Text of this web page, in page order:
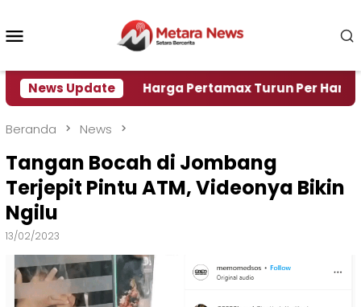
konten
News Update
Air Harga Pertamax Turun Per Hari Ini, Segini
Beranda News
Tangan Bocah di Jombang
Terjepit Pintu ATM, Videonya Bikin
Ngilu
13/02/2023